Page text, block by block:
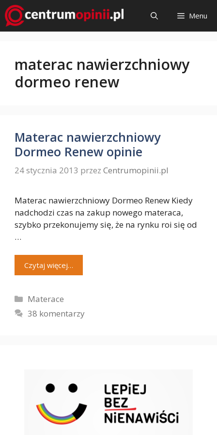
Przejdź
do
treści
Menu
materac nawierzchniowy
dormeo renew
Materac nawierzchniowy
Dormeo Renew opinie
24 stycznia 2013 przez Centrumopinii.pl
Materac nawierzchniowy Dormeo Renew Kiedy
nadchodzi czas na zakup nowego materaca,
szybko przekonujemy się, że na rynku roi się od
…
Czytaj więcej…
Kategorie
Materace
38 komentarzy